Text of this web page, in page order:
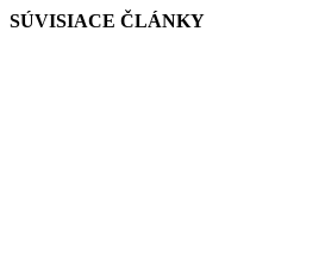
SÚVISIACE ČLÁNKY